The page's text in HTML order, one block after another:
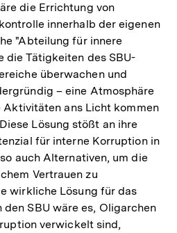
die Errichtung von
innerhalb der eigenen
"Abteilung für innere
die Tätigkeiten des SBU-
überwachen und
– eine Atmosphäre
ans Licht kommen
Lösung stößt an ihre
für interne Korruption in
auch Alternativen, um die
Vertrauen zu
wirkliche Lösung für das
SBU wäre es, Oligarchen
verwickelt sind,